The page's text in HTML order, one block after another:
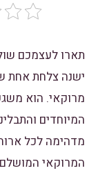
תארו לעצמכם
ישנה צלחת אחת
מרוקאי. הוא
המיוחדים
מדהימה לכל
המרוקאי